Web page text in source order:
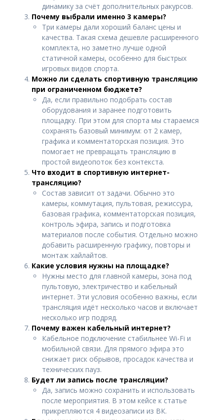
динамику за счёт дополнительных ракурсов.
Почему выбрали именно 3 камеры?
Три камеры дали хороший баланс цены и
качества. Такая схема дешевле расширенного
комплекта, но заметно лучше одной
статичной камеры, особенно для быстрых
игровых видов спорта.
Можно ли сделать спортивную трансляцию
при ограниченном бюджете?
Да, если правильно подобрать состав
оборудования и заранее подготовить
площадку. При этом для спорта мы стараемся
сохранять базовый минимум: от 2 камер,
графика и комментаторская позиция. Это
помогает не превращать трансляцию в
простой видеопоток без контекста.
Что входит в спортивную интернет-
трансляцию?
Состав зависит от задачи. Обычно это
камеры, коммутация, пультовая, режиссура,
базовая графика, комментаторская позиция,
контроль эфира, запись и подготовка
материалов после события. Отдельно можно
добавить расширенную графику, повторы и
монтаж хайлайтов.
Какие условия нужны на площадке?
Нужны место для главной камеры, зона под
пультовую, электричество и кабельный
интернет. Эти условия особенно важны, если
трансляция идёт несколько часов и включает
несколько игр подряд.
Почему важен кабельный интернет?
Кабельное подключение стабильнее Wi-Fi и
мобильной связи. Для прямого эфира это
снижает риск обрывов, просадок качества и
технических пауз.
Будет ли запись после трансляции?
Да, запись можно сохранить и использовать
после мероприятия. В этом кейсе к статье
прикрепляются 4 видеозаписи из ВК.